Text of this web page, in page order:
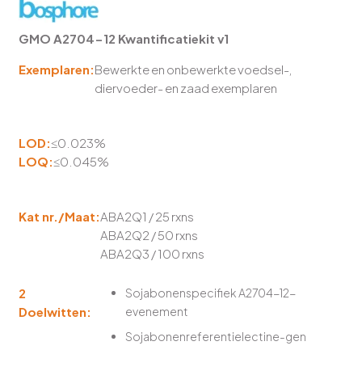
GMO A2704-12 Kwantificatiekit v1
Exemplaren:Bewerkte en onbewerkte voedsel-,
diervoeder- en zaad exemplaren
LOD:≤0.023%
LOQ:≤0.045%
Kat nr./Maat:ABA2Q1 / 25 rxns
ABA2Q2 / 50 rxns
ABA2Q3 / 100 rxns
2
Doelwitten:
Sojabonenspecifiek A2704-12-
evenement
Sojabonenreferentielectine-gen